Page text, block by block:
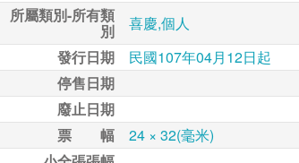
所屬類別-所有類
別
喜慶,個人
發行日期
民國107年04月12日起
停售日期
廢止日期
票 幅
24 × 32(毫米)